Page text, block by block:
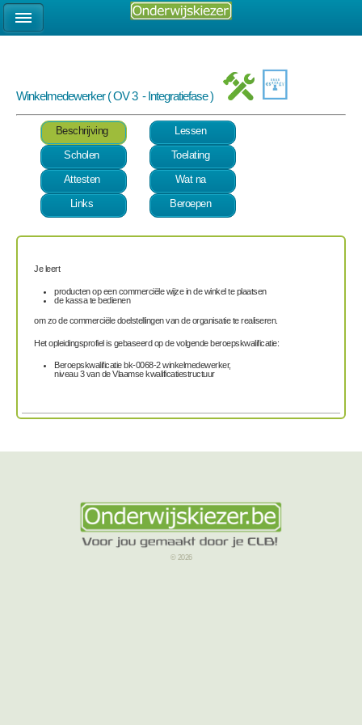
Winkelmedewerker ( OV 3 - Integratiefase )
Beschrijving
Lessen
Scholen
Toelating
Attesten
Wat na
Links
Beroepen
Je leert
producten op een commerciële wijze in de winkel te plaatsen
de kassa te bedienen
om zo de commerciële doelstellingen van de organisatie te realiseren.
Het opleidingsprofiel is gebaseerd op de volgende beroepskwalificatie:
Beroepskwalificatie bk-0068-2 winkelmedewerker,
niveau 3 van de Vlaamse kwalificatiestructuur
© 2026